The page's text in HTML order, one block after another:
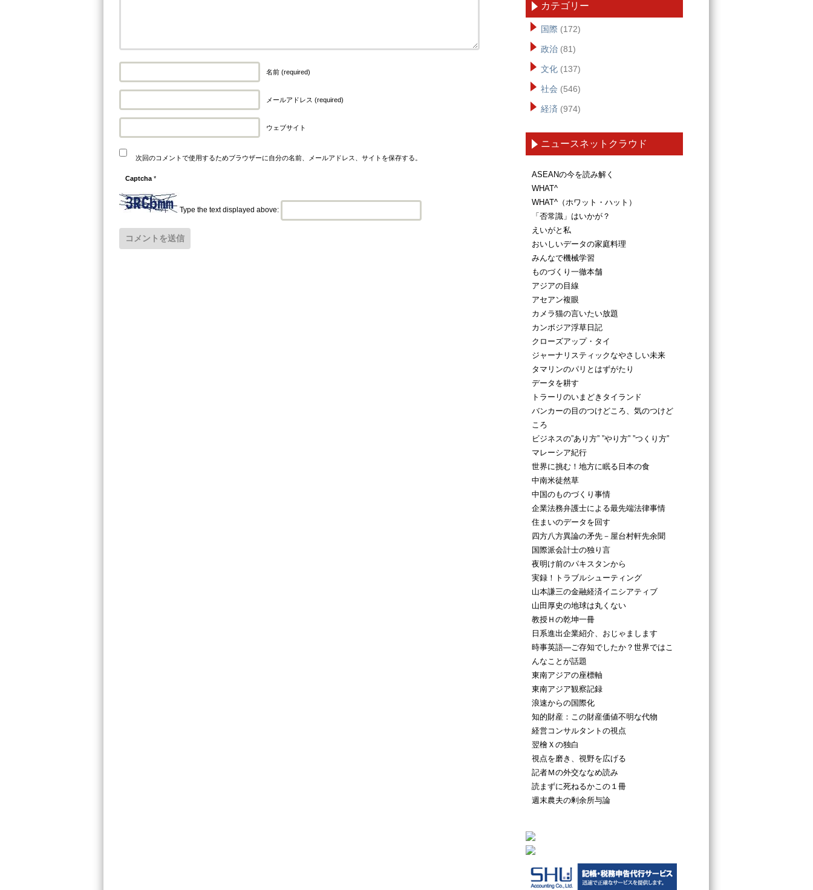
名前 (required)
メールアドレス (required)
ウェブサイト
次回のコメントで使用するためブラウザーに自分の名前、メールアドレス、サイトを保存する。
Captcha *
Type the text displayed above:
カテゴリー
国際 (172)
政治 (81)
文化 (137)
社会 (546)
経済 (974)
ニュースネットクラウド
ASEANの今を読み解く
WHAT^
WHAT^（ホワット・ハット）
「否常識」はいかが？
えいがと私
おいしいデータの家庭料理
みんなで機械学習
ものづくり一徹本舗
アジアの目線
アセアン複眼
カメラ猫の言いたい放題
カンボジア浮草日記
クローズアップ・タイ
ジャーナリスティックなやさしい未来
タマリンのパリとはずがたり
データを耕す
トラーリのいまどきタイランド
バンカーの目のつけどころ、気のつけど
ころ
ビジネスの”あり方” ”やり方” ”つくり方”
マレーシア紀行
世界に挑む！地方に眠る日本の食
中南米徒然草
中国のものづくり事情
企業法務弁護士による最先端法律事情
住まいのデータを回す
四方八方異論の矛先－屋台村軒先余聞
国際派会計士の独り言
夜明け前のパキスタンから
実録！トラブルシューティング
山本謙三の金融経済イニシアティブ
山田厚史の地球は丸くない
教授Ｈの乾坤一冊
日系進出企業紹介、おじゃまします
時事英語―ご存知でしたか？世界ではこ
んなことが話題
東南アジアの座標軸
東南アジア観察記録
浪速からの国際化
知的財産：この財産価値不明な代物
経営コンサルタントの視点
翌檜Ｘの独白
視点を磨き、視野を広げる
記者Ｍの外交ななめ読み
読まずに死ねるかこの１冊
週末農夫の剰余所与論